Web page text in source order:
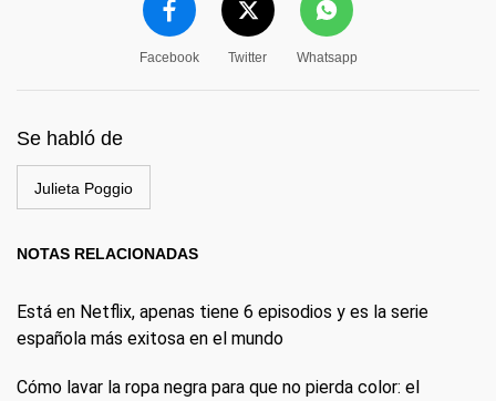
Facebook Twitter Whatsapp
Se habló de
Julieta Poggio
NOTAS RELACIONADAS
Está en Netflix, apenas tiene 6 episodios y es la serie
española más exitosa en el mundo
Cómo lavar la ropa negra para que no pierda color: el